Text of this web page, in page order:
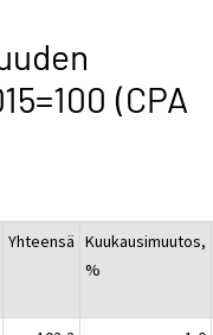
(CPA
Yhteensä Kuukausimuutos,
%